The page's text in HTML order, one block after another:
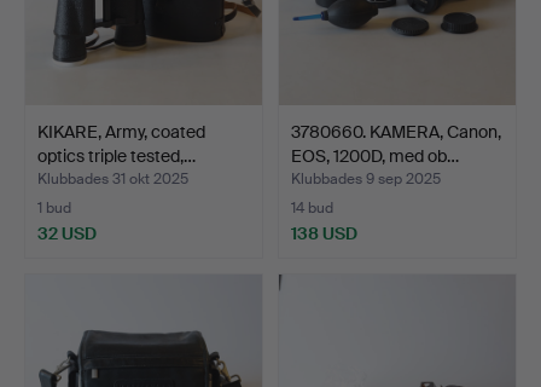
KIKARE, Army, coated
optics triple tested,…
Klubbades 31 okt 2025
1 bud
32 USD
3780660. KAMERA, Canon,
EOS, 1200D, med ob…
Klubbades 9 sep 2025
14 bud
138 USD